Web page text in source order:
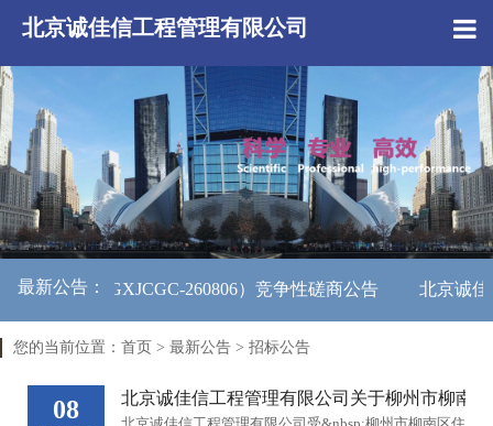
北京诚佳信工程管理有限公司
最新公告：
：BJCJX-GXJCGC-260806）竞争性磋商公告 北京诚
您的当前位置： 首页 > 最新公告 > 招标公告
08 北京诚佳信工程管理有限公司关于柳州市柳南